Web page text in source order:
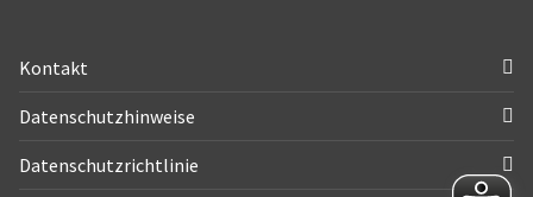
Kontakt
Datenschutzhinweise
Datenschutzrichtlinie